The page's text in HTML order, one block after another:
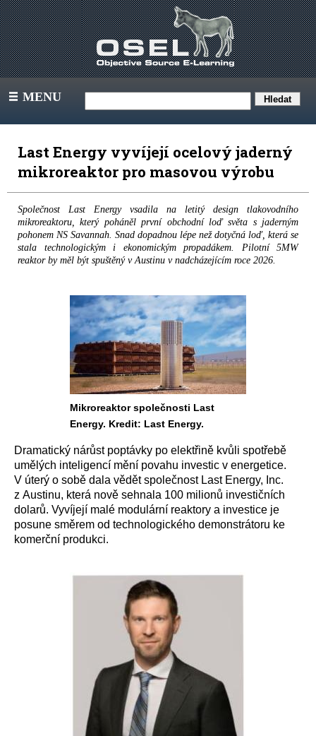
III MENU
Last Energy vyvíjejí ocelový jaderný
mikroreaktor pro masovou výrobu
Společnost Last Energy vsadila na letitý design tlakovodního
mikroreaktoru, který poháněl první obchodní loď světa s jaderným
pohonem NS Savannah. Snad dopadnou lépe než dotyčná loď, která se
stala technologickým i ekonomickým propadákem. Pilotní 5MW
reaktor by měl být spuštěný v Austinu v nadcházejícím roce 2026.
Mikroreaktor společnosti Last
Energy. Kredit: Last Energy.
Dramatický nárůst poptávky po elektřině kvůli spotřebě
umělých inteligencí mění povahu investic v energetice.
V úterý o sobě dala vědět společnost Last Energy, Inc.
z Austinu, která nově sehnala 100 milionů investičních
dolarů. Vyvíjejí malé modulární reaktory a investice je
posune směrem od technologického demonstrátoru ke
komerční produkci.